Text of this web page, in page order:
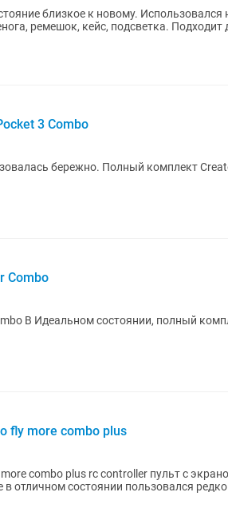
близкое к новому.
ремешок, кейс, подсветка. Подходит
3 Combo
комплект Creator Combo + карта
Combo
В Идеальном состоянии, полный
fly more combo plus
combo plus rc controller пульт с
отличном состоянии пользовался